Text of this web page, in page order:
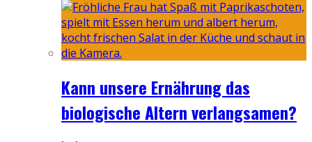
Kann unsere Ernährung das
biologische Altern verlangsamen?